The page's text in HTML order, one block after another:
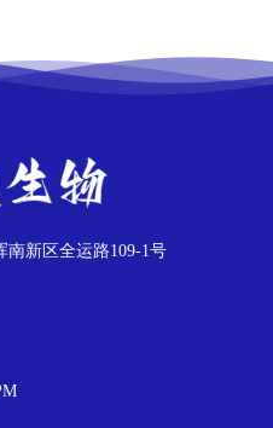
南新区全运路109-1号